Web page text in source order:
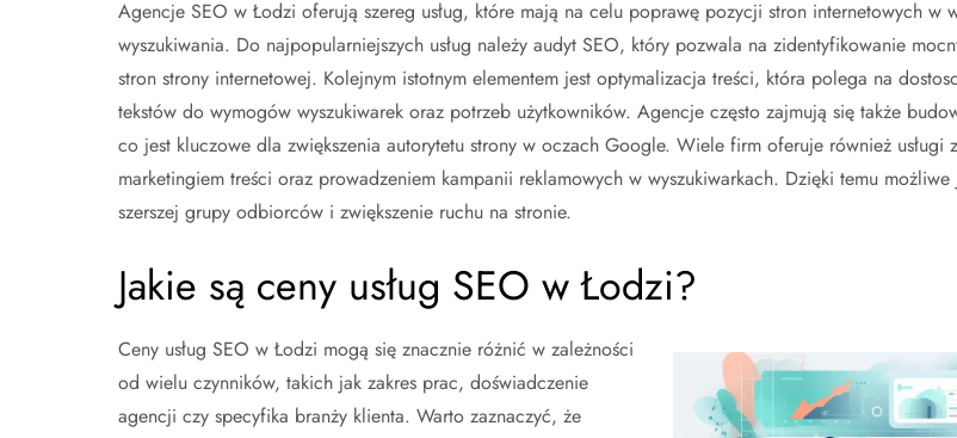
Agencje SEO w Łodzi oferują szereg usług, które mają na celu poprawę pozycji stron internetowych w
wyszukiwania. Do najpopularniejszych usług należy audyt SEO, który pozwala na zidentyfikowanie
stron strony internetowej. Kolejnym istotnym elementem jest optymalizacja treści, która polega na
tekstów do wymogów wyszukiwarek oraz potrzeb użytkowników. Agencje często zajmują się także
co jest kluczowe dla zwiększenia autorytetu strony w oczach Google. Wiele firm oferuje również usługi
marketingiem treści oraz prowadzeniem kampanii reklamowych w wyszukiwarkach. Dzięki temu
szerszej grupy odbiorców i zwiększenie ruchu na stronie.
Jakie są ceny usług SEO w Łodzi?
Ceny usług SEO w Łodzi mogą się znacznie różnić w zależności
od wielu czynników, takich jak zakres prac, doświadczenie
agencji czy specyfika branży klienta. Warto zaznaczyć, że